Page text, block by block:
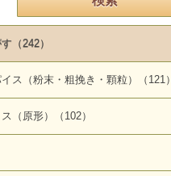
（242）
ス（粉末・粗挽き・顆粒）（121）
（原形）（102）